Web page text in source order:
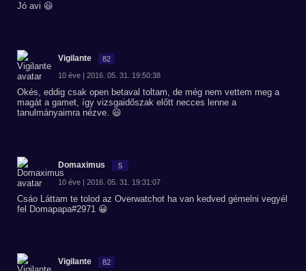
Jó avi 😃
Vigilante 82
10 éve | 2016. 05. 31. 19:50:38
Okés, eddig csak open betaval toltam, de még nem vettem meg a
magát a gamet, így vizsgaidőszak előtt necces lenne a
tanulmányaimra nézve. 😃
Domaximus 5
10 éve | 2016. 05. 31. 19:31:07
Csáo Láttam te tolod az Overwatchot ha van kedved gémelni vegyél
fel Domapapa#2971 😀
Vigilante 82